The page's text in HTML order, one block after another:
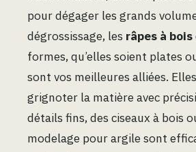
pour dégager les grands
dégrossissage, les râpes à bois
formes, qu’elles soient plates
sont vos meilleures alliées.
grignoter la matière avec
détails fins, des ciseaux à bois
modelage pour argile sont